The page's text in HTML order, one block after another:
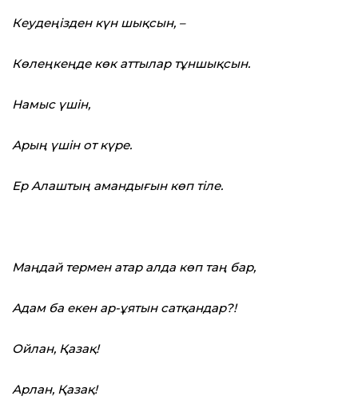
Кеудеңізден күн шықсын, –
Көлеңкеңде көк аттылар тұншықсын.
Намыс үшін,
Арың үшін от күре.
Ер Алаштың амандығын көп тіле.
Маңдай термен атар алда көп таң бар,
Адам ба екен ар-ұятын сатқандар?!
Ойлан, Қазақ!
Арлан, Қазақ!